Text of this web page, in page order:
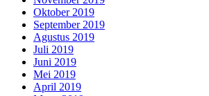
Oktober 2019
September 2019
Agustus 2019
Juli 2019
Juni 2019
Mei 2019
April 2019